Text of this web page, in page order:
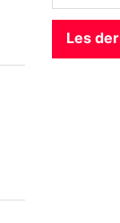
Les